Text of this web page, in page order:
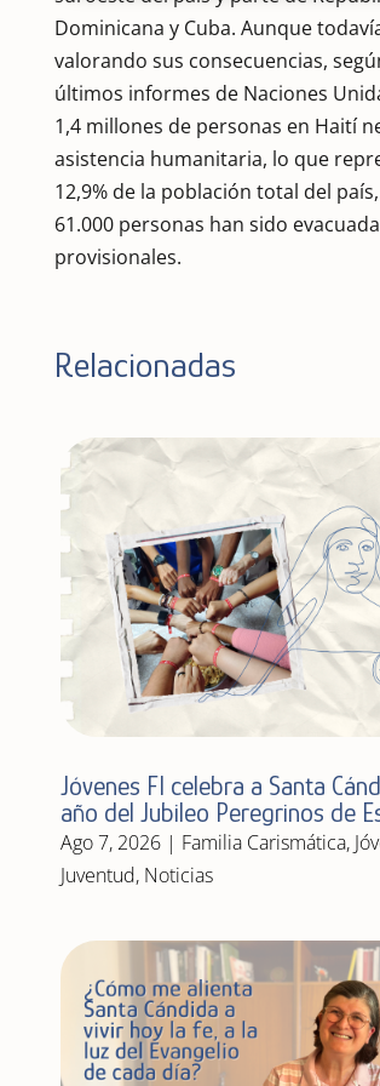
Dominicana y Cuba. Aunque
valorando sus consecuencias,
últimos informes de Naciones
1,4 millones de personas en Haití
asistencia humanitaria, lo que
12,9% de la población total del
61.000 personas han sido
provisionales.
Relacionadas
Jóvenes FI celebra a Santa
año del Jubileo Peregrinos de
Ago 7, 2026| Familia Carismática,
Juventud, Noticias